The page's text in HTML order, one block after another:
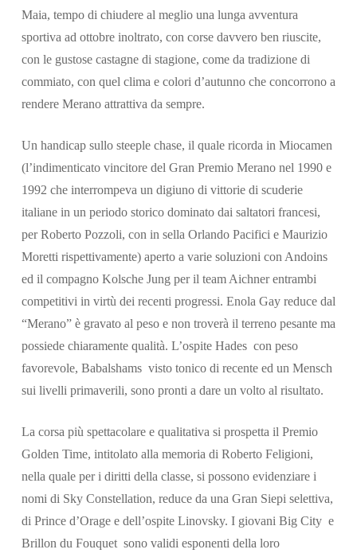
Cerca
Maia, tempo di chiudere al meglio una lunga avventura
sportiva ad ottobre inoltrato, con corse davvero ben riuscite,
con le gustose castagne di stagione, come da tradizione di
commiato, con quel clima e colori d’autunno che concorrono a
rendere Merano attrattiva da sempre.
Un handicap sullo steeple chase, il quale ricorda in Miocamen
(l’indimenticato vincitore del Gran Premio Merano nel 1990 e
1992 che interrompeva un digiuno di vittorie di scuderie
italiane in un periodo storico dominato dai saltatori francesi,
per Roberto Pozzoli, con in sella Orlando Pacifici e Maurizio
Moretti rispettivamente) aperto a varie soluzioni con Andoins
ed il compagno Kolsche Jung per il team Aichner entrambi
competitivi in virtù dei recenti progressi. Enola Gay reduce dal
“Merano” è gravato al peso e non troverà il terreno pesante ma
possiede chiaramente qualità. L’ospite Hades con peso
favorevole, Babalshams visto tonico di recente ed un Mensch
sui livelli primaverili, sono pronti a dare un volto al risultato.
La corsa più spettacolare e qualitativa si prospetta il Premio
Golden Time, intitolato alla memoria di Roberto Feligioni,
nella quale per i diritti della classe, si possono evidenziare i
nomi di Sky Constellation, reduce da una Gran Siepi selettiva,
di Prince d’Orage e dell’ospite Linovsky. I giovani Big City e
Brillon du Fouquet sono validi esponenti della loro